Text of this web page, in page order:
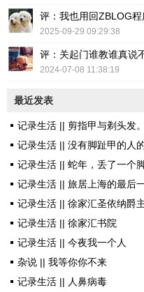
评：我也用回ZBLOG
2025-09-29 09:29:38
评：关起门谁教谁真说
2024-07-08 11:38:19
最近发表
记录生活 || 剪指甲与剃头发
记录生活 || 没有脚趾甲的人
记录生活 || 蛇年，丢了一个
记录生活 || 旅居上海的最后
记录生活 || 徐家汇圣依纳爵
记录生活 || 徐家汇书院
记录生活 || 今夜我一个人
杂说 || 我等你你不来
记录生活 || 人鼻病毒